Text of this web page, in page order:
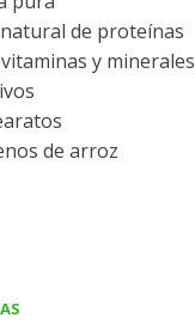
de proteínas
vitaminas y minerales
de arroz